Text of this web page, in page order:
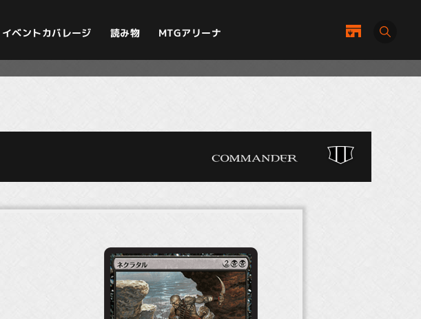
イベントカバレージ 読み物 MTGアリーナ